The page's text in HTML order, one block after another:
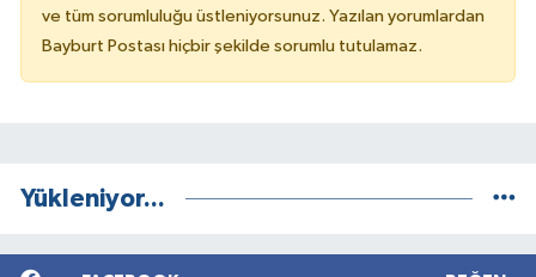
ve tüm sorumluluğu üstleniyorsunuz. Yazılan yorumlardan
Bayburt Postası hiçbir şekilde sorumlu tutulamaz.
Yükleniyor...